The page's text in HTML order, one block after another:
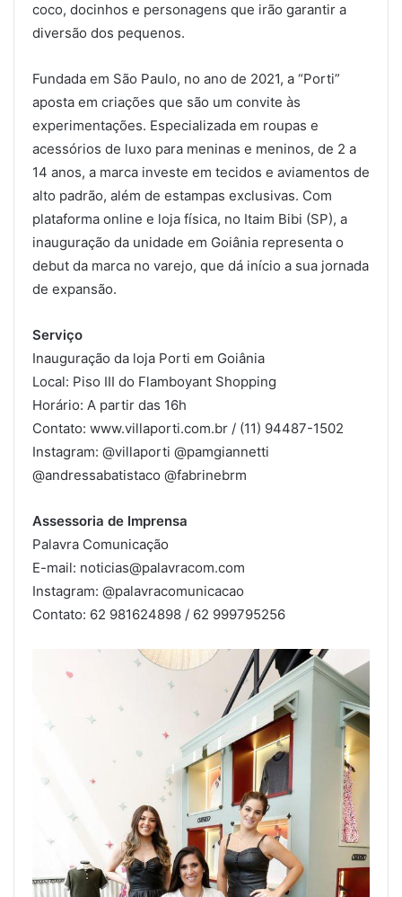
coco, docinhos e personagens que irão garantir a
diversão dos pequenos.
Fundada em São Paulo, no ano de 2021, a “Porti”
aposta em criações que são um convite às
experimentações. Especializada em roupas e
acessórios de luxo para meninas e meninos, de 2 a
14 anos, a marca investe em tecidos e aviamentos de
alto padrão, além de estampas exclusivas. Com
plataforma online e loja física, no Itaim Bibi (SP), a
inauguração da unidade em Goiânia representa o
debut da marca no varejo, que dá início a sua jornada
de expansão.
Serviço
Inauguração da loja Porti em Goiânia
Local: Piso III do Flamboyant Shopping
Horário: A partir das 16h
Contato: www.villaporti.com.br / (11) 94487-1502
Instagram: @villaporti @pamgiannetti
@andressabatistaco @fabrinebrm
Assessoria de Imprensa
Palavra Comunicação
E-mail: noticias@palavracom.com
Instagram: @palavracomunicacao
Contato: 62 981624898 / 62 999795256